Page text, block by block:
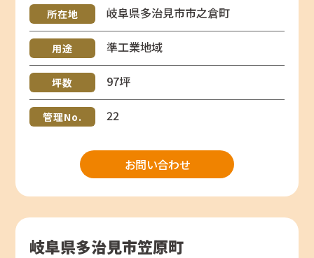
所在地 岐阜県多治見市市之倉町
用途 準工業地域
坪数 97坪
管理No. 22
お問い合わせ
岐阜県多治見市笠原町